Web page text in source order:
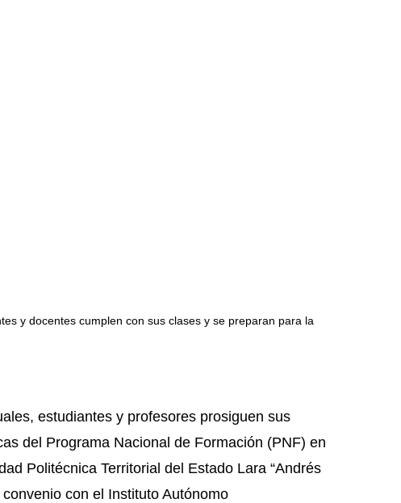
y docentes cumplen con sus clases y se preparan para la
estudiantes y profesores prosiguen sus
del Programa Nacional de Formación (PNF) en
Politécnica Territorial del Estado Lara “Andrés
con el Instituto Autónomo